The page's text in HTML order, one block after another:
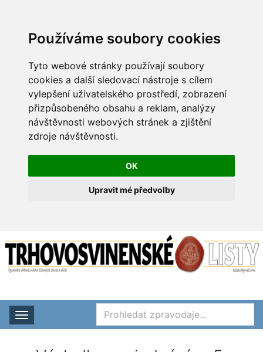
Používáme soubory cookies
Tyto webové stránky používají soubory
cookies a další sledovací nástroje s cílem
vylepšení uživatelského prostředí, zobrazení
přizpůsobeného obsahu a reklam, analýzy
návštěvnosti webových stránek a zjištění
zdroje návštěvnosti.
OK
Upravit mé předvolby
Rozbalit nabídku